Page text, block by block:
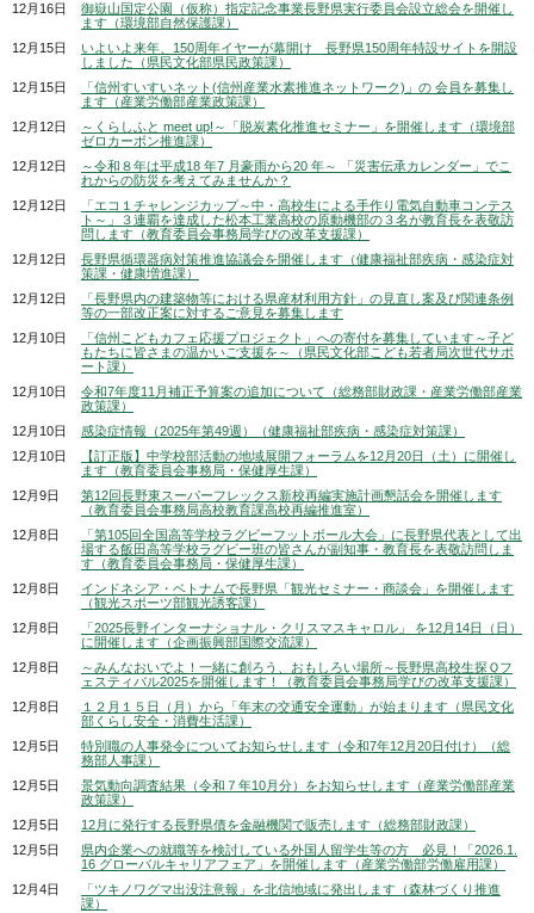
12月16日
御嶽山国定公園（仮称）指定記念事業長野県実行委員会設立総会を開催し
ます（環境部自然保護課）
12月15日
いよいよ来年、150周年イヤーが幕開け 長野県150周年特設サイトを開設
しました（県民文化部県民政策課）
12月15日
「信州すいすいネット(信州産業水素推進ネットワーク)」の 会員を募集し
ます（産業労働部産業政策課）
12月12日
～くらしふと meet up!～「脱炭素化推進セミナー」を開催します（環境部
ゼロカーボン推進課）
12月12日
～令和８年は平成18 年7 月豪雨から20 年～ 「災害伝承カレンダー」でこ
れからの防災を考えてみませんか？
12月12日
「エコ１チャレンジカップ～中・高校生による手作り電気自動車コンテス
ト～」３連覇を達成した松本工業高校の原動機部の３名が教育長を表敬訪
問します（教育委員会事務局学びの改革支援課）
12月12日
長野県循環器病対策推進協議会を開催します（健康福祉部疾病・感染症対
策課・健康増進課）
12月12日
「長野県内の建築物等における県産材利用方針」の見直し案及び関連条例
等の一部改正案に対するご意見を募集します
12月10日
「信州こどもカフェ応援プロジェクト」への寄付を募集しています～子ど
もたちに皆さまの温かいご支援を～（県民文化部こども若者局次世代サポ
ート課）
12月10日
令和7年度11月補正予算案の追加について（総務部財政課・産業労働部産業
政策課）
12月10日
感染症情報（2025年第49週）（健康福祉部疾病・感染症対策課）
12月10日
【訂正版】中学校部活動の地域展開フォーラムを12月20日（土）に開催し
ます（教育委員会事務局・保健厚生課）
12月9日
第12回長野東スーパーフレックス新校再編実施計画懇話会を開催します
（教育委員会事務局高校教育課高校再編推進室）
12月8日
「第105回全国高等学校ラグビーフットボール大会」に長野県代表として出
場する飯田高等学校ラグビー班の皆さんが副知事・教育長を表敬訪問しま
す（教育委員会事務局・保健厚生課）
12月8日
インドネシア・ベトナムで長野県「観光セミナー・商談会」を開催します
（観光スポーツ部観光誘客課）
12月8日
「2025長野インターナショナル・クリスマスキャロル」 を12月14日（日）
に開催します（企画振興部国際交流課）
12月8日
～みんなおいでよ！一緒に創ろう、おもしろい場所～長野県高校生探Ｑフ
ェスティバル2025を開催します！（教育委員会事務局学びの改革支援課）
12月8日
１２月１５日（月）から「年末の交通安全運動」が始まります（県民文化
部くらし安全・消費生活課）
12月5日
特別職の人事発令についてお知らせします（令和7年12月20日付け）（総
務部人事課）
12月5日
景気動向調査結果（令和７年10月分）をお知らせします（産業労働部産業
政策課）
12月5日
12月に発行する長野県債を金融機関で販売します（総務部財政課）
12月5日
県内企業への就職等を検討している外国人留学生等の方 必見！「2026.1.
16 グローバルキャリアフェア」を開催します（産業労働部労働雇用課）
12月4日
「ツキノワグマ出没注意報」を北信地域に発出します（森林づくり推進
課）